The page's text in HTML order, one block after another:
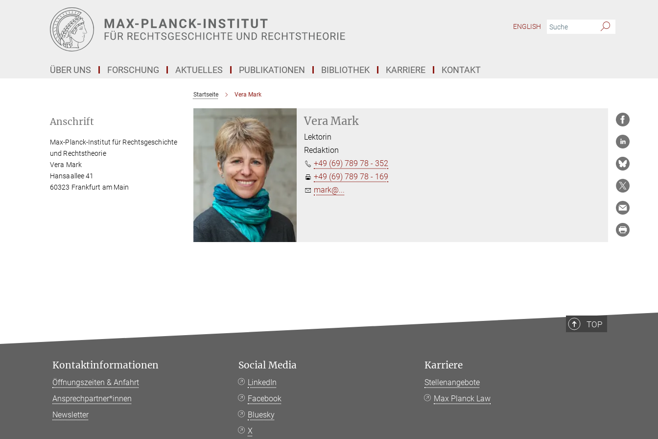
ENGLISH
ÜBER UNS FORSCHUNG AKTUELLES PUBLIKATIONEN BIBLIOTHEK KARRIERE KONTAKT
Startseite Vera Mark
Vera Mark
Lektorin
Redaktion
+49 (69) 789 78 - 352
+49 (69) 789 78 - 169
mark@...
Anschrift
Max-Planck-Institut für Rechtsgeschichte
und Rechtstheorie
Vera Mark
Hansaallee 41
60323 Frankfurt am Main
TOP
Kontaktinformationen
Öffnungszeiten & Anfahrt
Ansprechpartner*innen
Newsletter
Social Media
LinkedIn
Facebook
Bluesky
X
Karriere
Stellenangebote
Max Planck Law